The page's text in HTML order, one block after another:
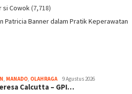
si Cowok(7,718)
Patricia Banner dalam Pratik Keperawatan
, MANADO, OLAHRAGA 9 Agustus 2026
Calcutta – GPI…